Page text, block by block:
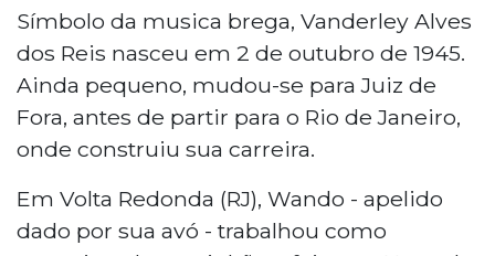
Símbolo da musica brega, Vanderley Alves
dos Reis nasceu em 2 de outubro de 1945.
Ainda pequeno, mudou-se para Juiz de
Fora, antes de partir para o Rio de Janeiro,
onde construiu sua carreira.
Em Volta Redonda (RJ), Wando - apelido
dado por sua avó - trabalhou como